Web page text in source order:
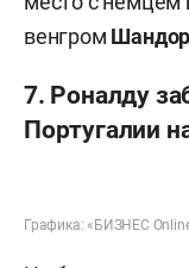
венгром
7. Роналду
Португалии
Графика: «БИЗНЕС